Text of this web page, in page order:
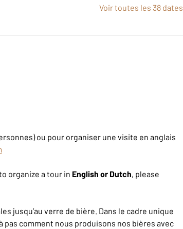
Voir toutes les 38 dates
ou pour organiser une visite en anglais
organize a tour in English or Dutch, please
jusqu’au verre de bière. Dans le cadre unique
comment nous produisons nos bières avec